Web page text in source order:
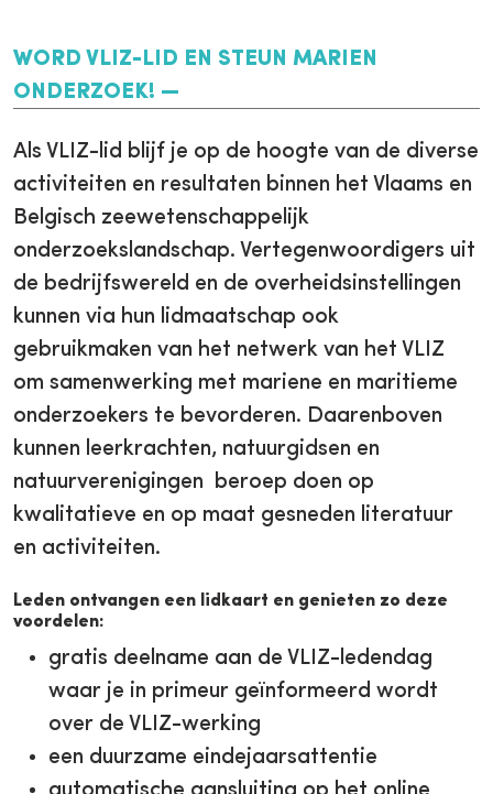
WORD VLIZ-LID EN STEUN MARIEN
ONDERZOEK!
Als VLIZ-lid blijf je op de hoogte van de diverse
activiteiten en resultaten binnen het Vlaams en
Belgisch zeewetenschappelijk
onderzoekslandschap. Vertegenwoordigers uit
de bedrijfswereld en de overheidsinstellingen
kunnen via hun lidmaatschap ook
gebruikmaken van het netwerk van het VLIZ
om samenwerking met mariene en maritieme
onderzoekers te bevorderen. Daarenboven
kunnen leerkrachten, natuurgidsen en
natuurverenigingen beroep doen op
kwalitatieve en op maat gesneden literatuur
en activiteiten.
Leden ontvangen een lidkaart en genieten zo deze
voordelen:
gratis deelname aan de VLIZ-ledendag
waar je in primeur geïnformeerd wordt
over de VLIZ-werking
een duurzame eindejaarsattentie